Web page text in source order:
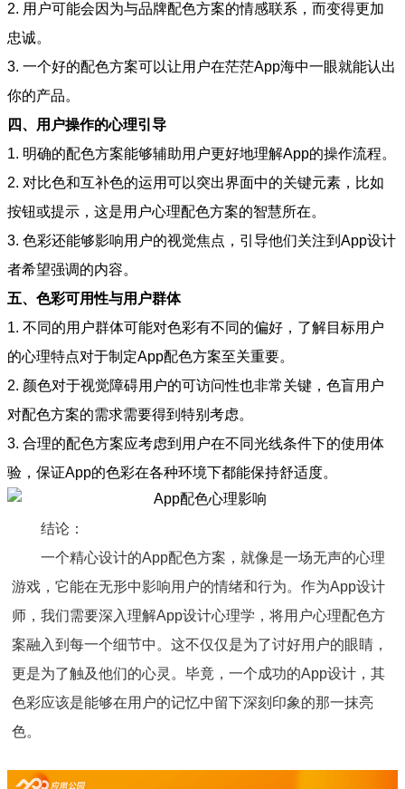
2. 用户可能会因为与品牌配色方案的情感联系，而变得更加
忠诚。
3. 一个好的配色方案可以让用户在茫茫App海中一眼就能认出
你的产品。
四、用户操作的心理引导
1. 明确的配色方案能够辅助用户更好地理解App的操作流程。
2. 对比色和互补色的运用可以突出界面中的关键元素，比如
按钮或提示，这是用户心理配色方案的智慧所在。
3. 色彩还能够影响用户的视觉焦点，引导他们关注到App设计
者希望强调的内容。
五、色彩可用性与用户群体
1. 不同的用户群体可能对色彩有不同的偏好，了解目标用户
的心理特点对于制定App配色方案至关重要。
2. 颜色对于视觉障碍用户的可访问性也非常关键，色盲用户
对配色方案的需求需要得到特别考虑。
3. 合理的配色方案应考虑到用户在不同光线条件下的使用体
验，保证App的色彩在各种环境下都能保持舒适度。
结论：
一个精心设计的App配色方案，就像是一场无声的心理
游戏，它能在无形中影响用户的情绪和行为。作为App设计
师，我们需要深入理解App设计心理学，将用户心理配色方
案融入到每一个细节中。这不仅仅是为了讨好用户的眼睛，
更是为了触及他们的心灵。毕竟，一个成功的App设计，其
色彩应该是能够在用户的记忆中留下深刻印象的那一抹亮
色。